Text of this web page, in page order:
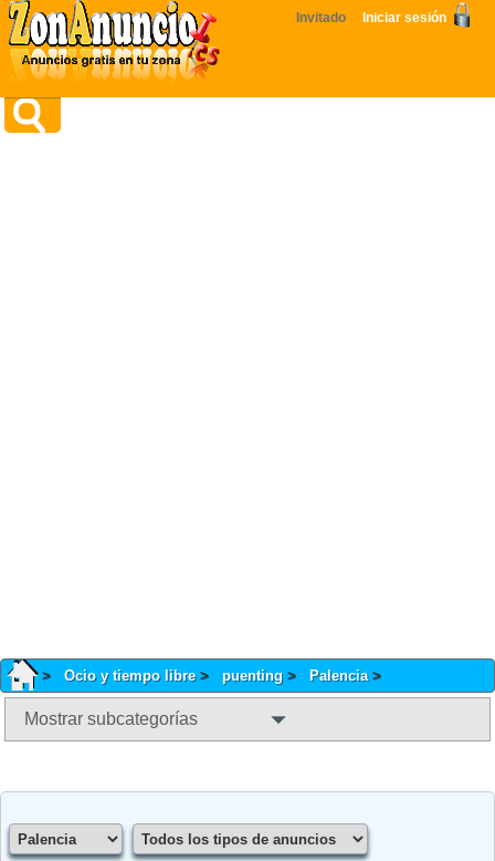
Invitado Iniciar sesión
Ocio y tiempo libre puenting Palencia
Mostrar subcategorías